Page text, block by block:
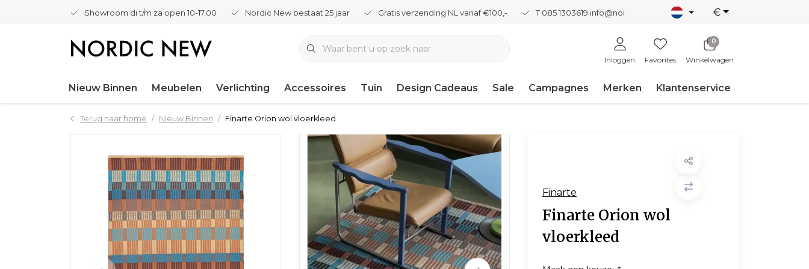
Showroom di t/m za open 10-17.00 Nordic New bestaat 25 jaar Gratis verzending NL vanaf €100,- T 085 1303619 info@nordicnew.nl €
Inloggen Favorites
0
Winkelwagen
Nieuw Binnen Meubelen Verlichting Accessoires Tuin Design Cadeaus Sale Campagnes Merken Klantenservice
Terug naar home Nieuw Binnen Finarte Orion wol vloerkleed
Finarte
Finarte Orion wol
vloerkleed